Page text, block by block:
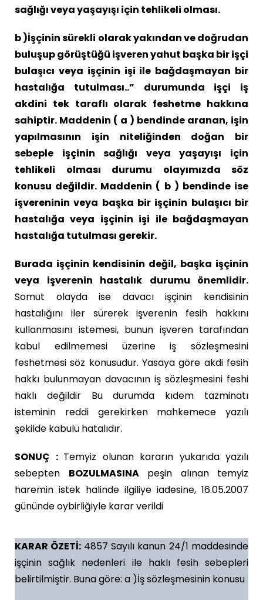
sağlığı veya yaşayışı için tehlikeli olması.
b )İşçinin sürekli olarak yakından ve doğrudan
buluşup görüştüğü işveren yahut başka bir işçi
bulaşıcı veya işçinin işi ile bağdaşmayan bir
hastalığa tutulması..” durumunda işçi iş
akdini tek taraflı olarak feshetme hakkına
sahiptir. Maddenin ( a ) bendinde aranan, işin
yapılmasının işin niteliğinden doğan bir
sebeple işçinin sağlığı veya yaşayışı için
tehlikeli olması durumu olayımızda söz
konusu değildir. Maddenin ( b ) bendinde ise
işvereninin veya başka bir işçinin bulaşıcı bir
hastalığa veya işçinin işi ile bağdaşmayan
hastalığa tutulması gerekir.
Burada işçinin kendisinin değil, başka işçinin
veya işverenin hastalık durumu önemlidir.
Somut olayda ise davacı işçinin kendisinin
hastalığını iler sürerek işverenin fesih hakkını
kullanmasını istemesi, bunun işveren tarafından
kabul edilmemesi üzerine iş sözleşmesini
feshetmesi söz konusudur. Yasaya göre akdi fesih
hakkı bulunmayan davacının iş sözleşmesini feshi
haklı değildir Bu durumda kıdem tazminatı
isteminin reddi gerekirken mahkemece yazılı
şekilde kabulü hatalıdır.
SONUÇ : Temyiz olunan kararın yukarıda yazılı
sebepten BOZULMASINApeşin alınan temyiz
haremin istek halinde ilgiliye iadesine, 16.05.2007
gününde oybirliğiyle karar verildi
KARAR ÖZETİ: 4857 Sayılı kanun 24/1 maddesinde
işçinin sağlık nedenleri ile haklı fesih sebepleri
belirtilmiştir. Buna göre: a )İş sözleşmesinin konusu